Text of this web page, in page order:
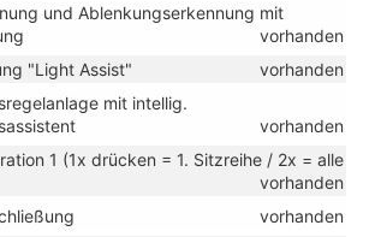
und Ablenkungserkennung mit
vorhanden
"Light Assist"
vorhanden
mit intellig.
vorhanden
1 (1x drücken = 1. Sitzreihe / 2x = alle
vorhanden
vorhanden